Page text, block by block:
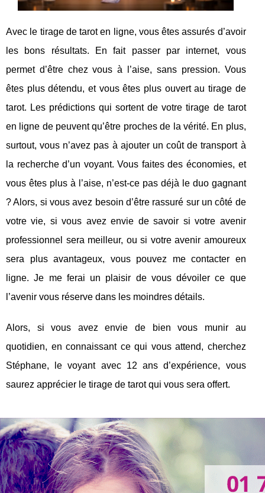
Avec le tirage de tarot en ligne, vous êtes assurés d’avoir
les bons résultats. En fait passer par internet, vous
permet d’être chez vous à l’aise, sans pression. Vous
êtes plus détendu, et vous êtes plus ouvert au tirage de
tarot. Les prédictions qui sortent de votre tirage de tarot
en ligne de peuvent qu’être proches de la vérité. En plus,
surtout, vous n’avez pas à ajouter un coût de transport à
la recherche d’un voyant. Vous faites des économies, et
vous êtes plus à l’aise, n’est-ce pas déjà le duo gagnant
? Alors, si vous avez besoin d’être rassuré sur un côté de
votre vie, si vous avez envie de savoir si votre avenir
professionnel sera meilleur, ou si votre avenir amoureux
sera plus avantageux, vous pouvez me contacter en
ligne. Je me ferai un plaisir de vous dévoiler ce que
l’avenir vous réserve dans les moindres détails.
Alors, si vous avez envie de bien vous munir au
quotidien, en connaissant ce qui vous attend, cherchez
Stéphane, le voyant avec 12 ans d’expérience, vous
saurez apprécier le tirage de tarot qui vous sera offert.